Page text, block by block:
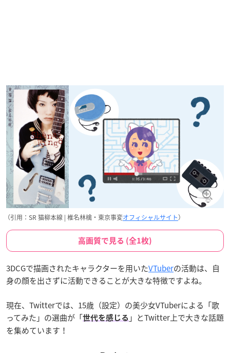
（引用：SR 猫柳本線 | 椎名林檎・東京事変オフィシャルサイト）
高画質で見る (全1枚)
3DCGで描画されたキャラクターを用いたVTuberの活動は、自
身の顔を出さずに活動できることが大きな特徴ですよね。
現在、Twitterでは、15歳（設定）の美少女VTuberによる「歌
ってみた」の選曲が「世代を感じる 」とTwitter上で大きな話題
を集めています！